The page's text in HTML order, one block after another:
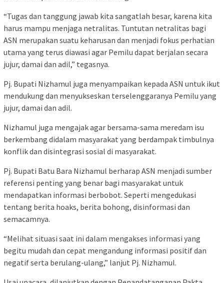
“Tugas dan tanggung jawab kita sangatlah besar, karena kita
harus mampu menjaga netralitas. Tuntutan netralitas bagi
ASN merupakan suatu keharusan dan menjadi fokus perhatian
utama yang terus diawasi agar Pemilu dapat berjalan secara
jujur, damai dan adil,” tegasnya.
Pj. Bupati Nizhamul juga menyampaikan kepada ASN untuk ikut
mendukung dan menyukseskan terselenggaranya Pemilu yang
jujur, damai dan adil.
Nizhamul juga mengajak agar bersama-sama meredam isu
berkembang didalam masyarakat yang berdampak timbulnya
konflik dan disintegrasi sosial di masyarakat.
Pj. Bupati Batu Bara Nizhamul berharap ASN menjadi sumber
referensi penting yang benar bagi masyarakat untuk
mendapatkan informasi berbobot. Seperti mengedukasi
tentang berita hoaks, berita bohong, disinformasi dan
semacamnya.
“Melihat situasi saat ini dalam mengakses informasi yang
begitu mudah dan cepat mengandung informasi positif dan
negatif serta berulang-ulang,” lanjut Pj. Nizhamul.